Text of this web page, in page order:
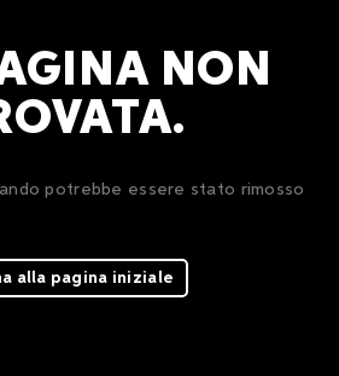
NON
potrebbe essere stato rimosso
alla pagina iniziale